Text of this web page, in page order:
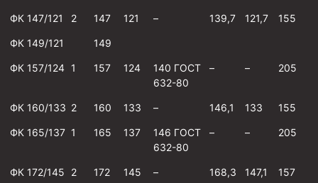
Муфта ОТТМ 168
Муфта ОТТМ 114
Муфта ОТТГ 168
Муфта ОТТГ 127
Муфта ОТТГ 114
Буровое оборудование
ФК 147/121 2 147 121 – 139,7 121,7 155
ФК 149/121 149
ФК 157/124 1 157 124
140 ГОСТ
632-80
– – 205
ФК 160/133 2 160 133 – 146,1 133 155
ФК 165/137 1 165 137
146 ГОСТ
632-80
– – 205
ФК 172/145 2 172 145 – 168,3 147,1 157